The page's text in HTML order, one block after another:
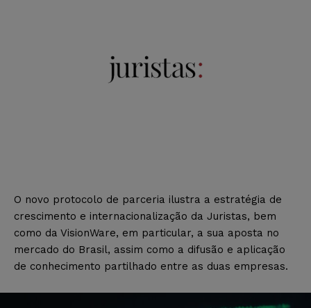
O novo protocolo de parceria ilustra a estratégia de
crescimento e internacionalização da Juristas, bem
como da VisionWare, em particular, a sua aposta no
mercado do Brasil, assim como a difusão e aplicação
de conhecimento partilhado entre as duas empresas.